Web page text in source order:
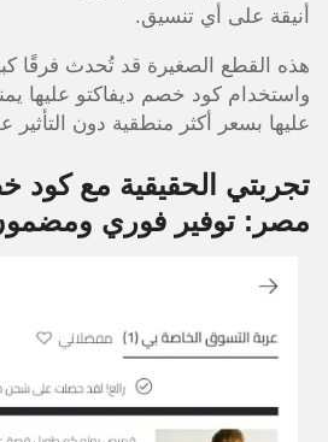
أنيقة على أي تنسيق.
هذه القطع الصغيرة قد تُحدث فرقًا
واستخدام كود خصم ديفاكتو عليها
عليها بسعر أكثر منطقية دون التأثير
تجربتي الحقيقية مع كود
مصر: توفير فوري